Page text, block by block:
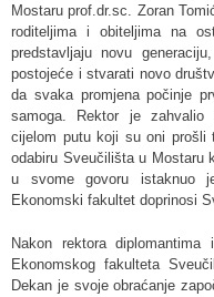
Mostaru prof.dr.sc. Zoran
roditeljima i obiteljima na
predstavljaju novu
postojeće i stvarati novo
da svaka promjena počinje
samoga. Rektor je zahvalio
cijelom putu koji su oni prošli
odabiru Sveučilišta u Mostaru
u svome govoru istaknuo
Ekonomski fakultet doprinosi
Nakon rektora
Ekonomskog fakulteta
Dekan je svoje obraćanje